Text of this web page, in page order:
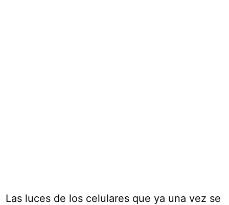
Las luces de los celulares que ya una vez se